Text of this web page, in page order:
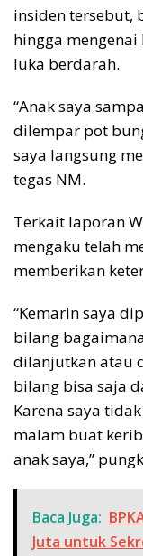
insiden tersebut,
hingga
luka berdarah.
“Anak saya
dilempar pot
saya langsung
tegas NM.
Terkait laporan
mengaku telah
memberikan
“Kemarin saya
bilang
dilanjutkan atau
bilang bisa saja
Karena saya
malam buat
anak saya,”
Baca Juga:
Juta untuk